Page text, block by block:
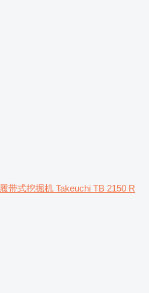
履带式挖掘机 Takeuchi TB 2150 R